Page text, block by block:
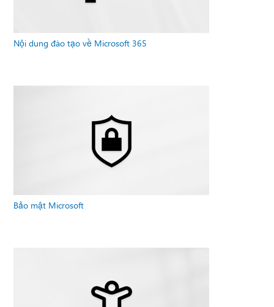
Nội dung đào tạo về Microsoft 365
Bảo mật Microsoft